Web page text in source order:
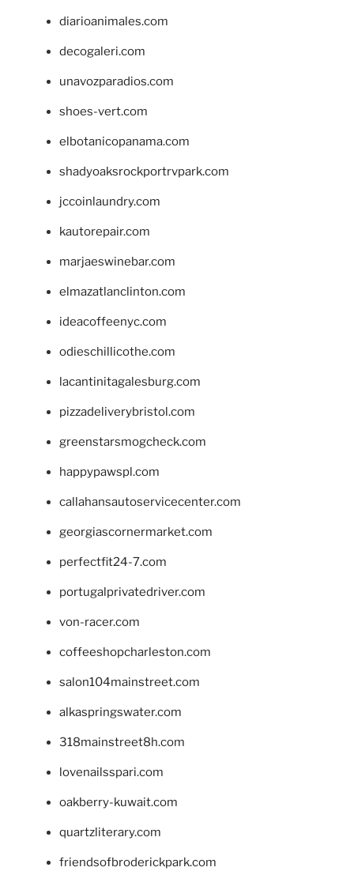
diarioanimales.com
decogaleri.com
unavozparadios.com
shoes-vert.com
elbotanicopanama.com
shadyoaksrockportrvpark.com
jccoinlaundry.com
kautorepair.com
marjaeswinebar.com
elmazatlanclinton.com
ideacoffeenyc.com
odieschillicothe.com
lacantinitagalesburg.com
pizzadeliverybristol.com
greenstarsmogcheck.com
happypawspl.com
callahansautoservicecenter.com
georgiascornermarket.com
perfectfit24-7.com
portugalprivatedriver.com
von-racer.com
coffeeshopcharleston.com
salon104mainstreet.com
alkaspringswater.com
318mainstreet8h.com
lovenailsspari.com
oakberry-kuwait.com
quartzliterary.com
friendsofbroderickpark.com